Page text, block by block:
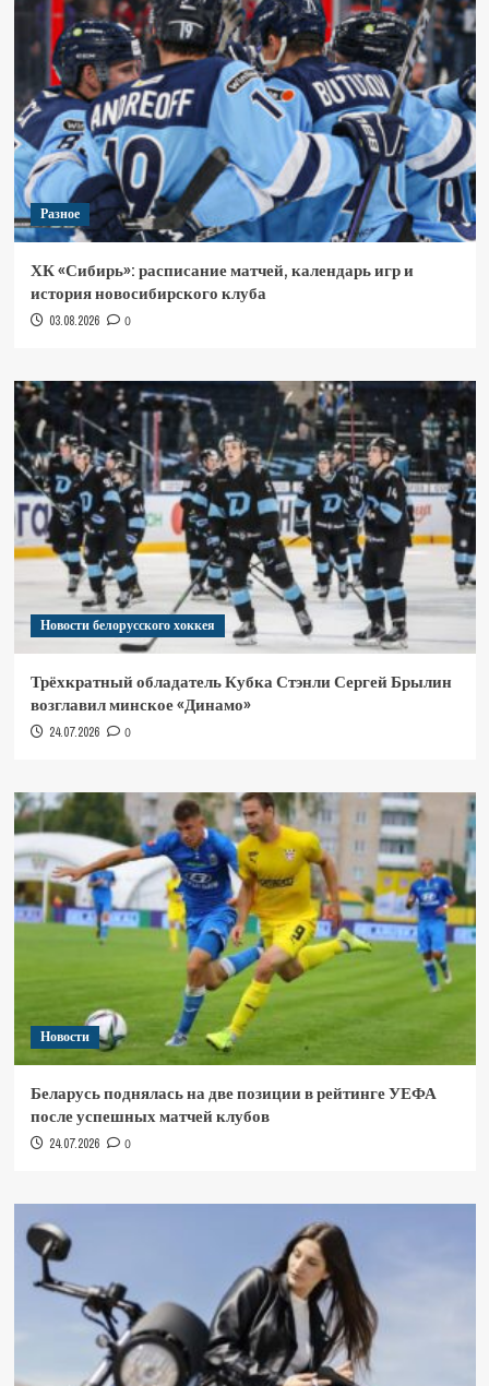
Разное
ХК «Сибирь»: расписание матчей, календарь игр и
история новосибирского клуба
03.08.2026 0
Новости белорусского хоккея
Трёхкратный обладатель Кубка Стэнли Сергей Брылин
возглавил минское «Динамо»
24.07.2026 0
Новости
Беларусь поднялась на две позиции в рейтинге УЕФА
после успешных матчей клубов
24.07.2026 0